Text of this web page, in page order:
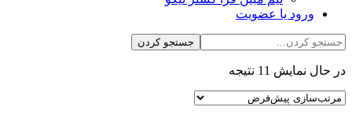
ورود یا عضویت
در حال نمایش 11 نتیجه